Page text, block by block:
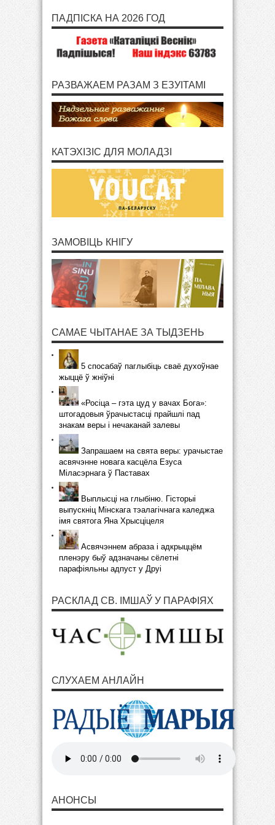
ПАДПІСКА НА 2026 ГОД
РАЗВАЖАЕМ РАЗАМ З ЕЗУІТАМІ
КАТЭХІЗІС ДЛЯ МОЛАДЗІ
ЗАМОВІЦЬ КНІГУ
САМАЕ ЧЫТАНАЕ ЗА ТЫДЗЕНЬ
5 спосабаў паглыбіць сваё духоўнае
жыццё ў жніўні
«Росіца – гэта цуд у вачах Бога»:
штогадовыя ўрачыстасці прайшлі пад
знакам веры і нечаканай залевы
Запрашаем на свята веры: урачыстае
асвячэнне новага касцёла Езуса
Міласэрнага ў Паставах
Выплысці на глыбіню. Гісторыі
выпускніц Мінскага тэалагічнага каледжа
імя святога Яна Хрысціцеля
Асвячэннем абраза і адкрыццём
пленэру быў адзначаны сёлетні
парафіяльны адпуст у Друі
РАСКЛАД СВ. ІМШАЎ У ПАРАФІЯХ
СЛУХАЕМ АНЛАЙН
АНОНСЫ